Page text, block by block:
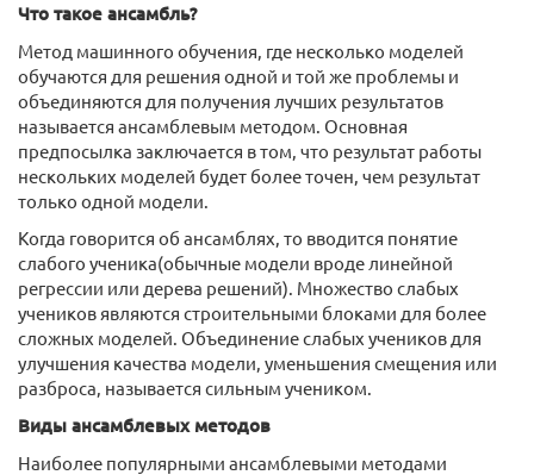
Что такое ансамбль?
Метод машинного обучения, где несколько моделей
обучаются для решения одной и той же проблемы и
объединяются для получения лучших результатов
называется ансамблевым методом. Основная
предпосылка заключается в том, что результат работы
нескольких моделей будет более точен, чем результат
только одной модели.
Когда говорится об ансамблях, то вводится понятие
слабого ученика(обычные модели вроде линейной
регрессии или дерева решений). Множество слабых
учеников являются строительными блоками для более
сложных моделей. Объединение слабых учеников для
улучшения качества модели, уменьшения смещения или
разброса, называется сильным учеником.
Виды ансамблевых методов
Наиболее популярными ансамблевыми методами